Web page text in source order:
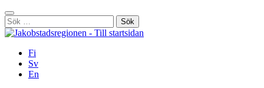
Hoppa
till
innehållet
Stäng
Sök
efter:
Fi
Sv
En